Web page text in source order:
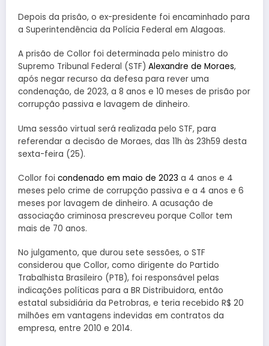
Depois da prisão, o ex-presidente foi encaminhado para
a Superintendência da Polícia Federal em Alagoas.
A prisão de Collor foi determinada pelo ministro do
Supremo Tribunal Federal (STF) Alexandre de Moraes,
após negar recurso da defesa para rever uma
condenação, de 2023, a 8 anos e 10 meses de prisão por
corrupção passiva e lavagem de dinheiro.
Uma sessão virtual será realizada pelo STF, para
referendar a decisão de Moraes, das 11h às 23h59 desta
sexta-feira (25).
Collor foi condenado em maio de 2023 a 4 anos e 4
meses pelo crime de corrupção passiva e a 4 anos e 6
meses por lavagem de dinheiro. A acusação de
associação criminosa prescreveu porque Collor tem
mais de 70 anos.
No julgamento, que durou sete sessões, o STF
considerou que Collor, como dirigente do Partido
Trabalhista Brasileiro (PTB), foi responsável pelas
indicações políticas para a BR Distribuidora, então
estatal subsidiária da Petrobras, e teria recebido R$ 20
milhões em vantagens indevidas em contratos da
empresa, entre 2010 e 2014.